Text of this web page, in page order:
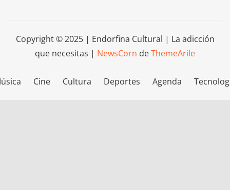
Copyright © 2025 | Endorfina Cultural | La adicción
que necesitas | NewsCorn deThemeArile
Cine Cultura Deportes Agenda